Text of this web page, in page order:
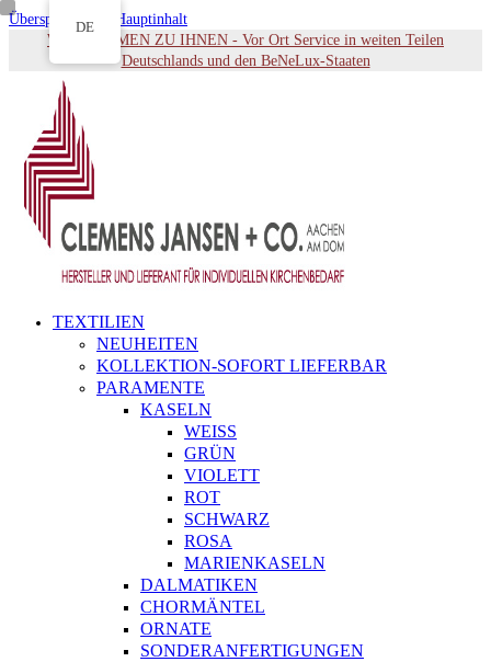
Überspringen zu Hauptinhalt
WIR KOMMEN ZU IHNEN - Vor Ort Service in weiten Teilen
Deutschlands und den BeNeLux-Staaten
TEXTILIEN
NEUHEITEN
KOLLEKTION-SOFORT LIEFERBAR
PARAMENTE
KASELN
WEISS
GRÜN
VIOLETT
ROT
SCHWARZ
ROSA
MARIENKASELN
DALMATIKEN
CHORMÄNTEL
ORNATE
SONDERANFERTIGUNGEN
DE